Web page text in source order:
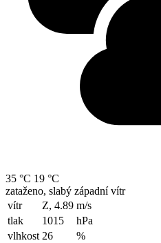
35 °C 19 °C
zataženo, slabý západní vítr
vítr
Z, 4.89 m/s
tlak
1015
hPa
vlhkost 26
%